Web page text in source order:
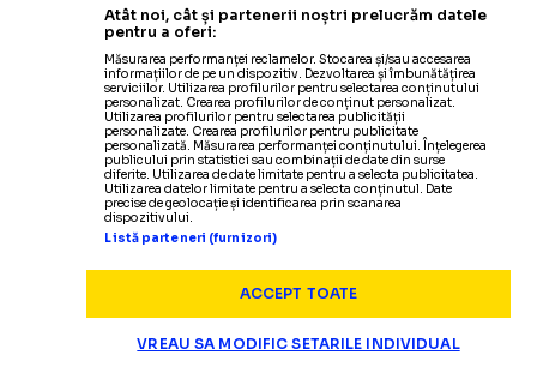
MAJA CHWALINSKA, ÎN ELITA TENISULUI
clasamentul WTApentru finalista de la Roland
Garros. Ce locuri ocupă româncele
06.06
„MERIȚI ASTA” Sorana Cîrsteaa reacționat după ce
jucătoarea care aînvins-oa câștigat trofeul la
Roland Garros
04.06
SECRETUL SORANEI
CÎRSTEA
Boris Becker dezvăluie, pentru
GOLAZO.ro, ce se află în spatele
„exploziei” româncei+ Cîrstea sau
03.06
„DECIZIA
RETRAGERII E
NESCHIMBATĂ”
Sorana Cîrstea,după ce a revenit
în România: „Momentan nu vreau
să spun motivele” + A tras un
CRISTIAN
GEAMBAȘU
Atât noi, cât și partenerii noștri prelucrăm datele
pentru a oferi:
Măsurarea performanței reclamelor. Stocarea și/sau accesarea
informațiilor de pe un dispozitiv. Dezvoltarea și îmbunătățirea
serviciilor. Utilizarea profilurilor pentru selectarea conținutului
personalizat. Crearea profilurilor de conținut personalizat.
Utilizarea profilurilor pentru selectarea publicității
personalizate. Crearea profilurilor pentru publicitate
personalizată. Măsurarea performanței conținutului. Înțelegerea
publicului prin statistici sau combinații de date din surse
diferite. Utilizarea de date limitate pentru a selecta publicitatea.
Utilizarea datelor limitate pentru a selecta conținutul. Date
precise de geolocație și identificarea prin scanarea
dispozitivului.
Listă parteneri (furnizori)
ACCEPT TOATE
VREAU SA MODIFIC SETARILE INDIVIDUAL